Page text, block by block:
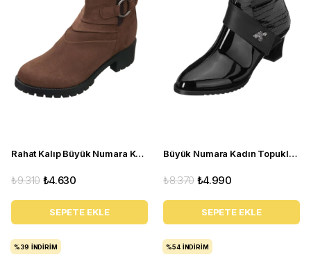
Rahat Kalıp Büyük Numara Kadın BOT Ysm26 Kahve
₺4.630
₺9.310
SEPETE EKLE
Büyük Numara Kadın Topuklu Rahat Bot KDR1214 siyah
₺4.990
₺8.370
SEPETE EKLE
%39 İNDIRIM %54 İNDIRIM